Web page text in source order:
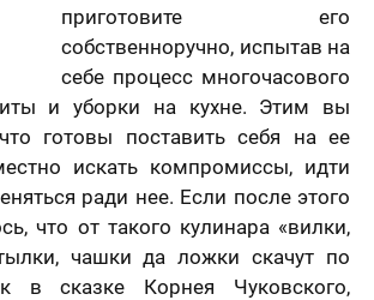
приготовите его
собственноручно, испытав на
себе процесс многочасового
и уборки на кухне. Этим вы
готовы поставить себя на ее
искать компромиссы, идти
ради нее. Если после этого
что от такого кулинара «вилки,
чашки да ложки скачут по
в сказке Корнея Чуковского,